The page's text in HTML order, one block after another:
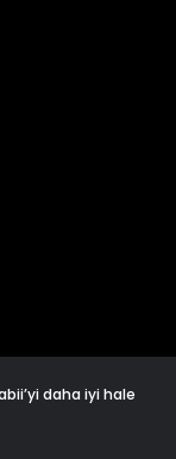
daha iyi hale